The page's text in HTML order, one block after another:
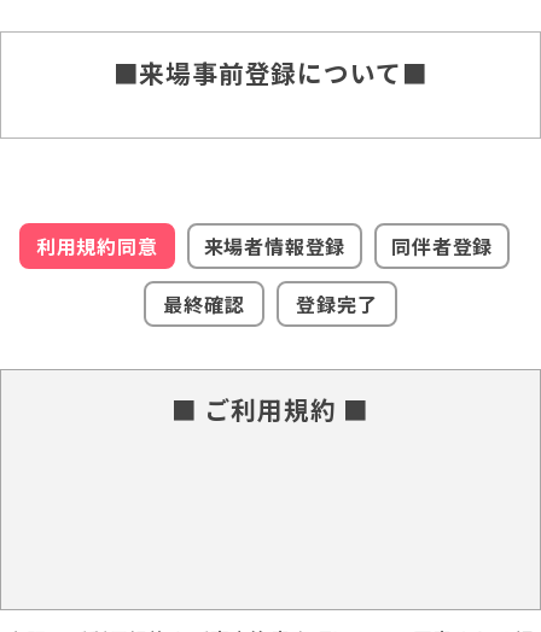
■来場事前登録について■
利用規約同意 来場者情報登録
同伴者登録
最終確認
登録完了
■ ご利用規約 ■